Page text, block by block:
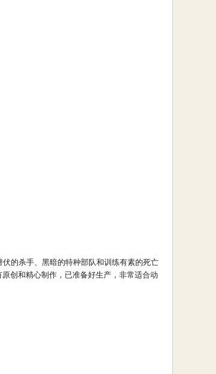
的杀手、黑暗的特种部队和训练有素的死亡
创和精心制作，已准备好生产，非常适合动